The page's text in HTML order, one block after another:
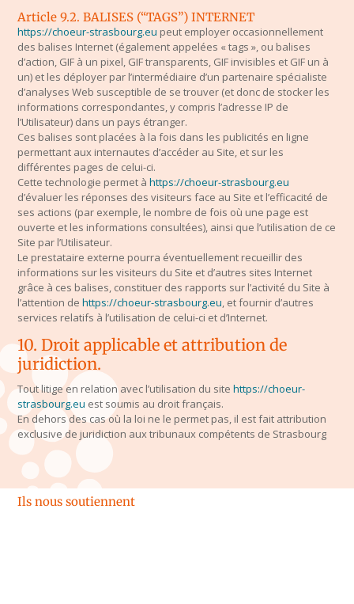
Article 9.2. BALISES (“TAGS”) INTERNET
https://choeur-strasbourg.eu peut employer occasionnellement
des balises Internet (également appelées « tags », ou balises
d’action, GIF à un pixel, GIF transparents, GIF invisibles et GIF un à
un) et les déployer par l’intermédiaire d’un partenaire spécialiste
d’analyses Web susceptible de se trouver (et donc de stocker les
informations correspondantes, y compris l’adresse IP de
l’Utilisateur) dans un pays étranger.
Ces balises sont placées à la fois dans les publicités en ligne
permettant aux internautes d’accéder au Site, et sur les
différentes pages de celui-ci.
Cette technologie permet àhttps://choeur-strasbourg.eu
d’évaluer les réponses des visiteurs face au Site et l’efficacité de
ses actions (par exemple, le nombre de fois où une page est
ouverte et les informations consultées), ainsi que l’utilisation de ce
Site par l’Utilisateur.
Le prestataire externe pourra éventuellement recueillir des
informations sur les visiteurs du Site et d’autres sites Internet
grâce à ces balises, constituer des rapports sur l’activité du Site à
l’attention dehttps://choeur-strasbourg.eu, et fournir d’autres
services relatifs à l’utilisation de celui-ci et d’Internet.
10. Droit applicable et attribution de
juridiction.
Tout litige en relation avec l’utilisation du sitehttps://choeur-
strasbourg.eu est soumis au droit français.
En dehors des cas où la loi ne le permet pas, il est fait attribution
exclusive de juridiction aux tribunaux compétents de Strasbourg
Ils nous soutiennent